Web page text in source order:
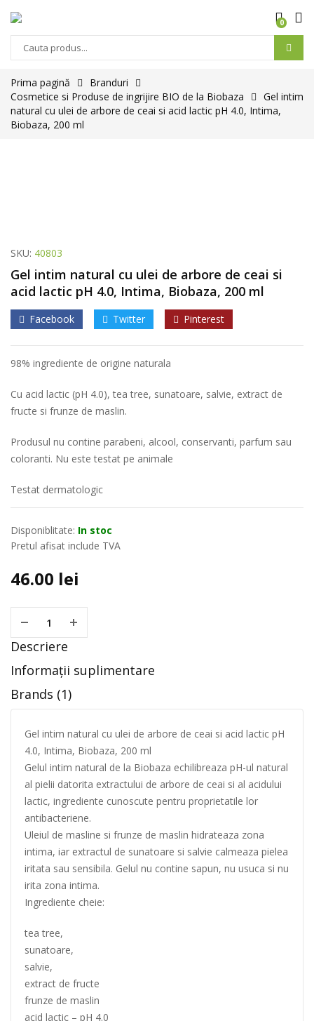
0
Prima pagină
Branduri
Cosmetice si Produse de ingrijire BIO de la Biobaza
Gel intim
natural cu ulei de arbore de ceai si acid lactic pH 4.0, Intima,
Biobaza, 200 ml
SKU: 40803
Gel intim natural cu ulei de arbore de ceai si
acid lactic pH 4.0, Intima, Biobaza, 200 ml
Facebook Twitter Pinterest
98% ingrediente de origine naturala
Cu acid lactic (pH 4.0), tea tree, sunatoare, salvie, extract de
fructe si frunze de maslin.
Produsul nu contine parabeni, alcool, conservanti, parfum sau
coloranti. Nu este testat pe animale
Testat dermatologic
Disponiblitate: In stoc
Pretul afisat include TVA
46.00 lei
Descriere
Informații suplimentare
Brands (1)
Gel intim natural cu ulei de arbore de ceai si acid lactic pH
4.0, Intima, Biobaza, 200 ml
Gelul intim natural de la Biobaza echilibreaza pH-ul natural
al pielii datorita extractului de arbore de ceai si al acidului
lactic, ingrediente cunoscute pentru proprietatile lor
antibacteriene.
Uleiul de masline si frunze de maslin hidrateaza zona
intima, iar extractul de sunatoare si salvie calmeaza pielea
iritata sau sensibila. Gelul nu contine sapun, nu usuca si nu
irita zona intima.
Ingrediente cheie:
tea tree,
sunatoare,
salvie,
extract de fructe
frunze de maslin
acid lactic – pH 4.0